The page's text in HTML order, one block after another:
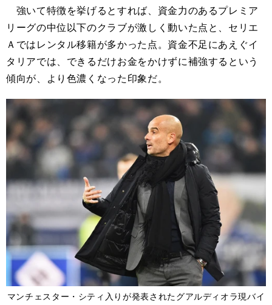
強いて特徴を挙げるとすれば、資金力のあるプレミア
リーグの中位以下のクラブが激しく動いた点と、セリエ
Ａではレンタル移籍が多かった点。資金不足にあえぐイ
タリアでは、できるだけお金をかけずに補強するという
傾向が、より色濃くなった印象だ。
マンチェスター・シティ入りが発表されたグアルディオラ現バイ